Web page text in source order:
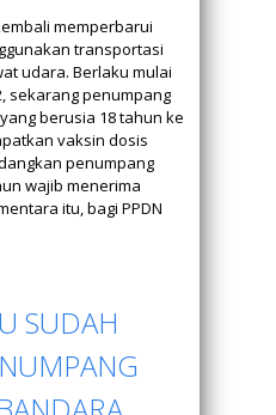
memperbarui
transportasi
udara. Berlaku mulai
sekarang penumpang
berusia 18 tahun ke
vaksin dosis
penumpang
wajib menerima
itu, bagi PPDN
SUDAH